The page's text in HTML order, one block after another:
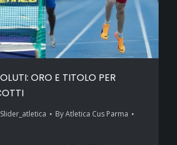
ORO E TITOLO PER
Slider_atletica ByAtletica Cus Parma